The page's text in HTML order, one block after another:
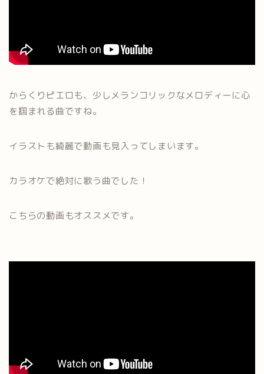
からくりピエロも、少しメランコリックなメロディーに心
を掴まれる曲ですね。
イラストも綺麗で動画も見入ってしまいます。
カラオケで絶対に歌う曲でした！
こちらの動画もオススメです。